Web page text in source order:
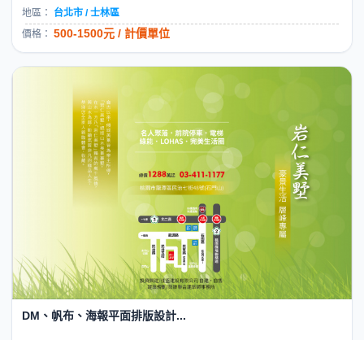
地區：
台北市 / 士林區
價格： 500-1500元 / 計價單位
DM、帆布、海報平面排版設計...